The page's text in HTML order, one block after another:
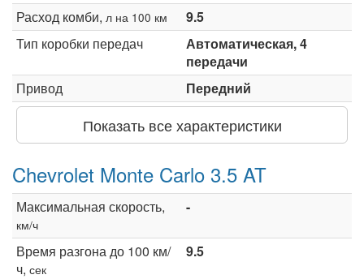
Расход комби, л на 100 км
9.5
Тип коробки передач
Автоматическая, 4
передачи
Привод
Передний
Показать все характеристики
Chevrolet Monte Carlo 3.5 AT
Максимальная скорость,
км/ч
-
Время разгона до 100 км/
ч, сек
9.5